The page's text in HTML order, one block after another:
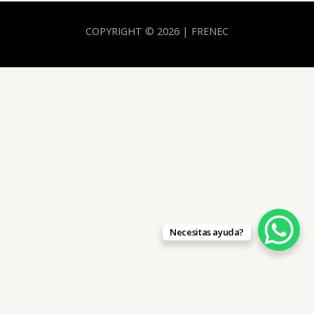
COPYRIGHT © 2026 | FRENEC
Necesitas ayuda?